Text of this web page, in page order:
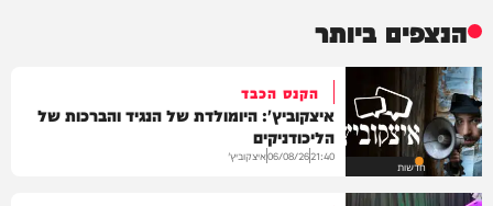
הנצפים ביותר
חדשות
הקנס הכבד
איצקוביץ': היומולדת של הנגיד והברכות של
הליכודניקים
21:40
06/08/26איצקוביץ'